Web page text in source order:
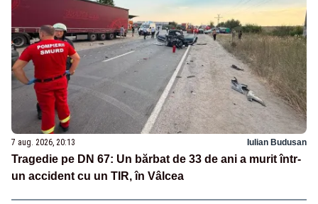
7 aug. 2026, 20:13 Iulian Budusan
Tragedie pe DN 67: Un bărbat de 33 de ani a murit într-
un accident cu un TIR, în Vâlcea